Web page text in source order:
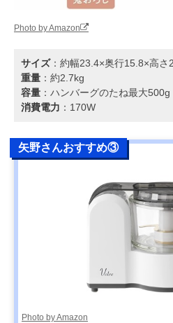
Photo by Amazon
サイズ：約幅23.4×奥行15.8×高さ
重量 ：約2.7kg
容量 ：ハンバーグのたね最大500g
消費電力 ：170W
矢野さんおすすめ③
Photo by Amazon